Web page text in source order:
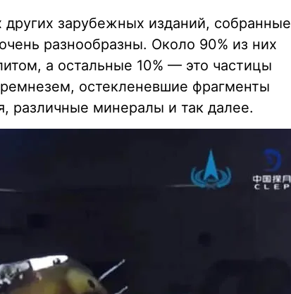
других зарубежных изданий, собранные
разнообразны. Около 90% из них
а остальные 10% — это частицы
остекленевшие фрагменты
различные минералы и так далее.